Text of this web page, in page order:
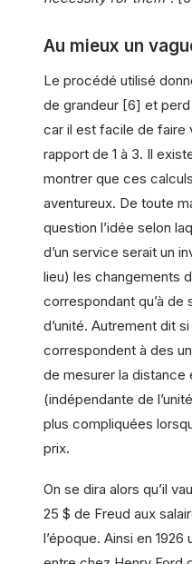
Au mieux un
Le procédé utilisé
de grandeur [6] et
car il est facile de faire
rapport de 1 à 3. Il
montrer que ces
aventureux. De toute
question l’idée selon
d’un service serait un
lieu) les changements
correspondant qu’à de
d’unité. Autrement dit
correspondent à des
de mesurer la distance
(indépendante de
plus compliquées
prix.
On se dira alors qu’il
25 $ de Freud aux
l’époque. Ainsi en